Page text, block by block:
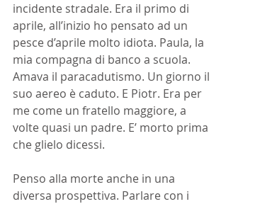
incidente stradale. Era il primo di
aprile, all’inizio ho pensato ad un
pesce d’aprile molto idiota. Paula, la
mia compagna di banco a scuola.
Amava il paracadutismo. Un giorno il
suo aereo è caduto. E Piotr. Era per
me come un fratello maggiore, a
volte quasi un padre. E’ morto prima
che glielo dicessi.
Penso alla morte anche in una
diversa prospettiva. Parlare con i